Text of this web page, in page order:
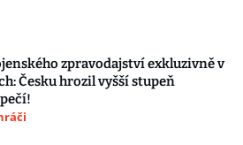
zpravodajství exkluzivně v
Česku hrozil vyšší stupeň